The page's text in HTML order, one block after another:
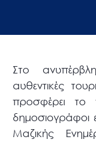
Στο
αυθεντικές
προσφέρει το
Μαζικής